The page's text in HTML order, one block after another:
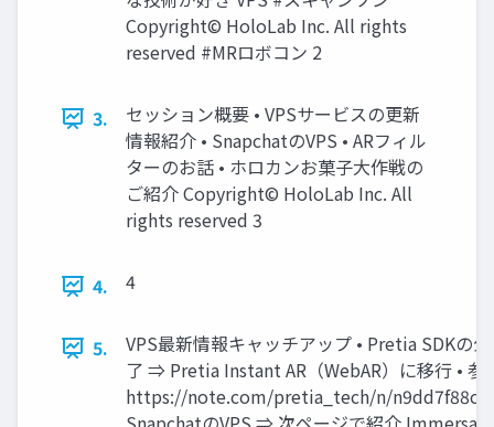
Copyright© HoloLab Inc. All rights
reserved #MRロボコン 2
3.
セッション概要 • VPSサービスの更新
情報紹介 • SnapchatのVPS • ARフィル
ターのお話 • ホロカンお菓子大作戦の
ご紹介 Copyright© HoloLab Inc. All
rights reserved 3
4. 4
5.
VPS最新情報キャッチアップ • Pretia SDKの
了 ⇒ Pretia Instant AR（WebAR）に移行 • 参
https://note.com/pretia_tech/n/